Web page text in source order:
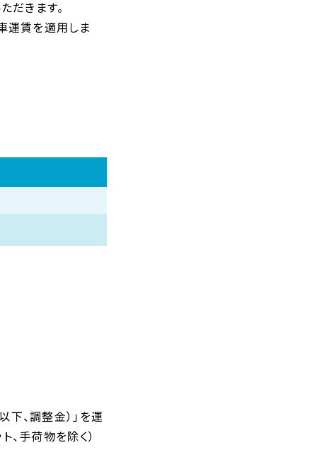
だきます。
運賃を適用しま
、調整金）」を運
手荷物を除く）